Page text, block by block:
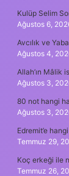
Kulüp Selim
Ağustos 6,
Avcılık ve
Ağustos 4,
Allah’ın Mâlik
Ağustos 3,
80 not hangi
Ağustos 3,
Edremit’e
Temmuz 29,
Koç erkeği ile
Temmuz 26,